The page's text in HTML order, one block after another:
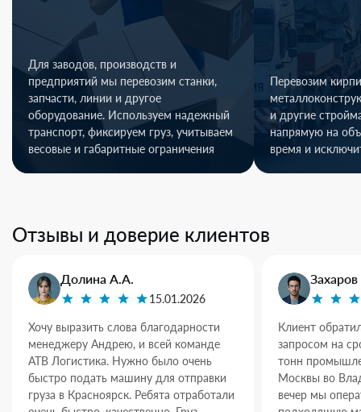
Для заводов, производств и
предприятий мы перевозим станки,
запчасти, линии и другое
оборудование. Используем надежный
транспорт, фиксируем груз, учитываем
весовые и габаритные ограничения
Перевозим
и другие
напрямую на
время и
Отзывы и доверие клиентов
Долина А.А.
15.01.2026
Хочу выразить слова благодарности
менеджеру Андрею, и всей команде
АТВ Логистика. Нужно было очень
быстро подать машину для отправки
груза в Красноярск. Ребята отработали
Клиент
запросом на
тонн
Москвы во
вечер мы